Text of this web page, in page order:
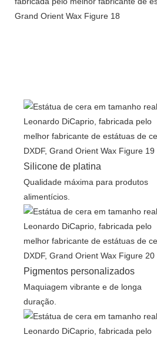
Silicone de platina
Qualidade máxima para produtos
alimentícios.
Pigmentos personalizados
Maquiagem vibrante e de longa
duração.